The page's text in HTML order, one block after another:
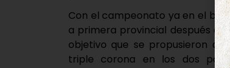
Con el campeonato ya en el
a primera provincial después de
objetivo que se propusieron a
triple corona en los dos